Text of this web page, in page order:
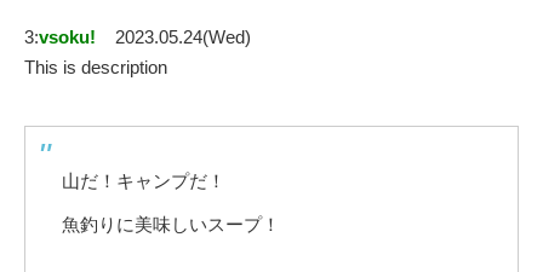
3:vsoku!
2023.05.24(Wed)
This is description
山だ！キャンプだ！
魚釣りに美味しいスープ！